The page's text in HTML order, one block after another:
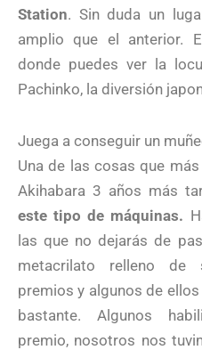
Station. Sin duda un
amplio que el anterior.
donde puedes ver la
Pachinko, la diversión
Juega a conseguir un
Una de las cosas que
Akihabara 3 años más
este tipo de máquinas.
las que no dejarás de
metacrilato relleno de
premios y algunos de
bastante. Algunos
premio, nosotros nos